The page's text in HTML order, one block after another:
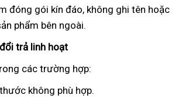
đóng gói kín đáo, không ghi tên hoặc
phẩm bên ngoài.
trả linh hoạt
các trường hợp:
không phù hợp.